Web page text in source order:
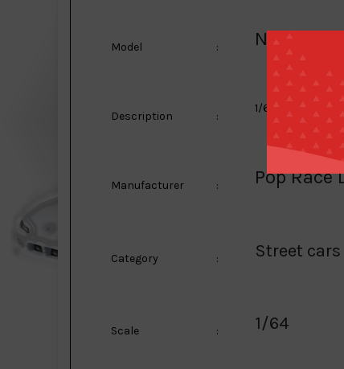
Model : NSX GT3
Description :
1/64 Honda NSX
Manufacturer : Pop Race
Category : Street cars
Scale : 1/64